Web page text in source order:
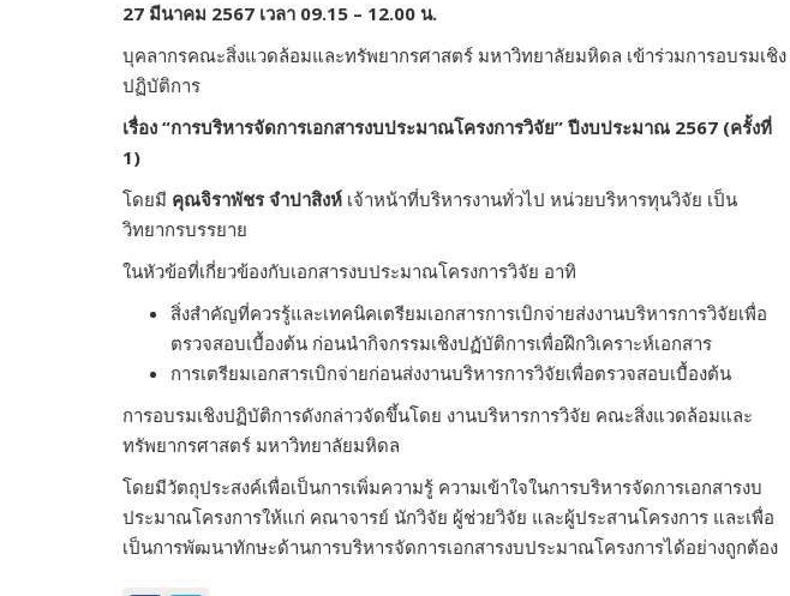
27 มีนาคม 2567 เวลา 09.15 – 12.00 น.
บุคลากรคณะสิ่งแวดล้อมและทรัพยากรศาสตร์ มหาวิทยาลัยมหิดล เข้าร่วมการอบรมเชิง
ปฏิบัติการ
เรื่อง “การบริหารจัดการเอกสารงบประมาณโครงการวิจัย” ปีงบประมาณ 2567 (ครั้งที่
1)
โดยมี คุณจิราพัชร จำปาสิงห์ เจ้าหน้าที่บริหารงานทั่วไป หน่วยบริหารทุนวิจัย เป็น
วิทยากรบรรยาย
ในหัวข้อที่เกี่ยวข้องกับเอกสารงบประมาณโครงการวิจัย อาทิ
สิ่งสำคัญที่ควรรู้และเทคนิคเตรียมเอกสารการเบิกจ่ายส่งงานบริหารการวิจัยเพื่อ
ตรวจสอบเบื้องต้น ก่อนนำกิจกรรมเชิงปฏับัติการเพื่อฝึกวิเคราะห์เอกสาร
การเตรียมเอกสารเบิกจ่ายก่อนส่งงานบริหารการวิจัยเพื่อตรวจสอบเบื้องต้น
การอบรมเชิงปฏิบัติการดังกล่าวจัดขึ้นโดย งานบริหารการวิจัย คณะสิ่งแวดล้อมและ
ทรัพยากรศาสตร์ มหาวิทยาลัยมหิดล
โดยมีวัตถุประสงค์เพื่อเป็นการเพิ่มความรู้ ความเข้าใจในการบริหารจัดการเอกสารงบ
ประมาณโครงการให้แก่ คณาจารย์ นักวิจัย ผู้ช่วยวิจัย และผู้ประสานโครงการ และเพื่อ
เป็นการพัฒนาทักษะด้านการบริหารจัดการเอกสารงบประมาณโครงการได้อย่างถูกต้อง